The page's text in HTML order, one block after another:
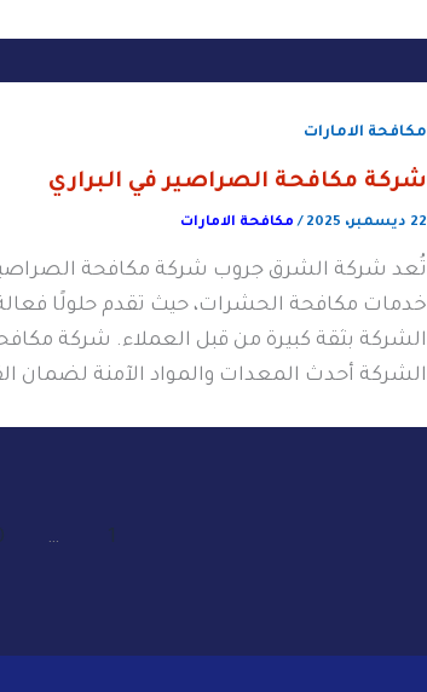
مكافحة الامارات
شركة مكافحة الصراصير في البراري
22 ديسمبر، 2025 / مكافحة الامارات
تُعد شركة الشرق جروب شركة مكافحة
خدمات مكافحة الحشرات، حيث تقدم حلولًا
الشركة بثقة كبيرة من قبل العملاء. شركة
الشركة أحدث المعدات والمواد الآمنة لضمان
1
…